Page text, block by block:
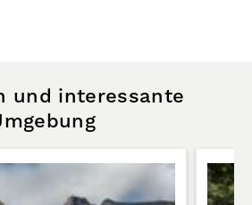
und interessante